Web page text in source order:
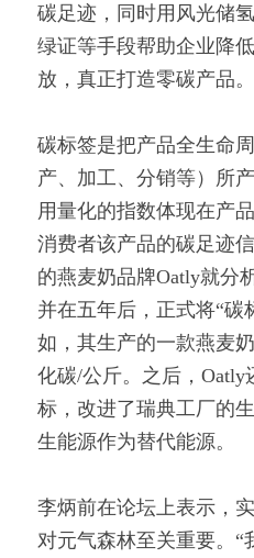
碳足迹，同时用风光储
绿证等手段帮助企业降
放，真正打造零碳产品
碳标签是把产品全生命
产、加工、分销等）所
用量化的指数体现在产
消费者该产品的碳足迹
的燕麦奶品牌Oatly就分
并在五年后，正式将“碳
如，其生产的一款燕麦
化碳/公斤。之后，Oatly
标，改进了瑞典工厂的
生能源作为替代能源。
李炳前在论坛上表示，
对元气森林至关重要。“